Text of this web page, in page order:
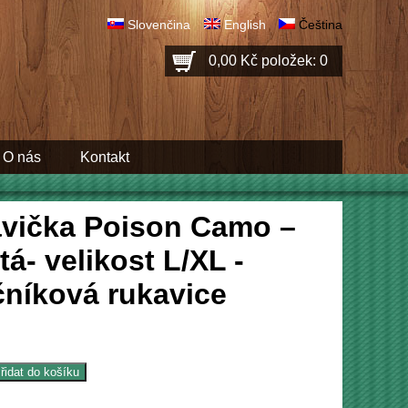
0,00 Kč položek: 0
Slovenčina English Čeština
O nás Kontakt
Poison Camo –
velikost L/XL -
rukavice
do košíku